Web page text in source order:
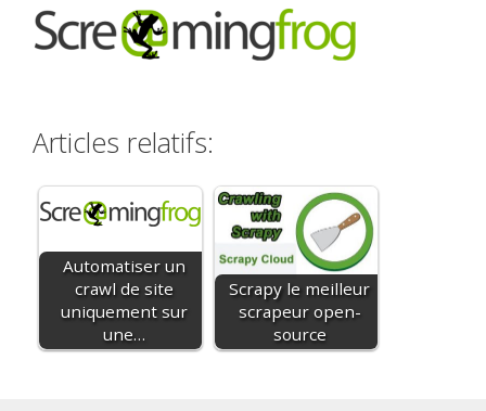
Articles relatifs:
Automatiser un
crawl de site
uniquement sur
une…
Scrapy le meilleur
scrapeur open-
source